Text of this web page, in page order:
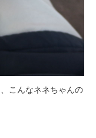
こんなネネちゃんの